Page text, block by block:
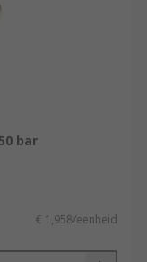
bar
€ 1,958/eenheid